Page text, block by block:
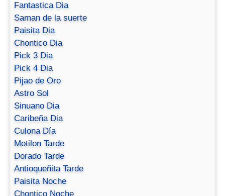
Fantastica Dia
Saman de la suerte
Paisita Dia
Chontico Dia
Pick 3 Dia
Pick 4 Dia
Pijao de Oro
Astro Sol
Sinuano Dia
Caribeña Dia
Culona Día
Motilon Tarde
Dorado Tarde
Antioqueñita Tarde
Paisita Noche
Chontico Noche